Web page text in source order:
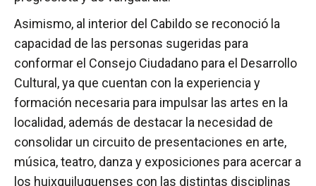
Asimismo, al interior del Cabildo se reconoció la
capacidad de las personas sugeridas para
conformar el Consejo Ciudadano para el Desarrollo
Cultural, ya que cuentan con la experiencia y
formación necesaria para impulsar las artes en la
localidad, además de destacar la necesidad de
consolidar un circuito de presentaciones en arte,
música, teatro, danza y exposiciones para acercar a
los huixquiluquenses con las distintas disciplinas